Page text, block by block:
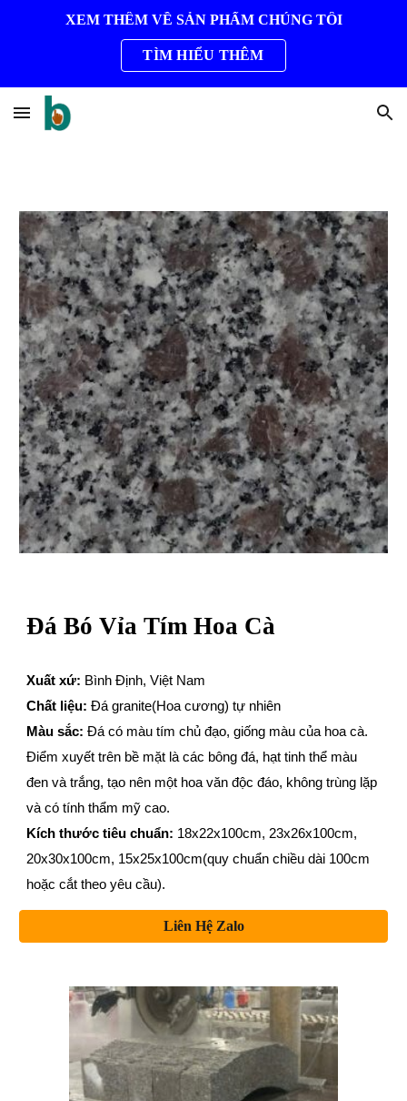
XEM THÊM VỀ SẢN PHẨM CHÚNG TÔI
TÌM HIỂU THÊM
Đá Bó VỉaTím Hoa Cà
Xuất xứ: Bình Định, Việt Nam
Chất liệu: Đá granite(Hoa cương) tự nhiên
Màu sắc: Đá có màu tím chủ đạo, giống màu của hoa cà.
Điểm xuyết trên bề mặt là các bông đá, hạt tinh thể màu
đen và trắng, tạo nên một hoa văn độc đáo, không trùng lặp
và có tính thẩm mỹ cao.
Kích thước tiêu chuẩn: 18x22x100cm, 23x26x100cm,
20x30x100cm, 15x25x100cm(quy chuẩn chiều dài 100cm
hoặc cắt theo yêu cầu).
Liên Hệ Zalo